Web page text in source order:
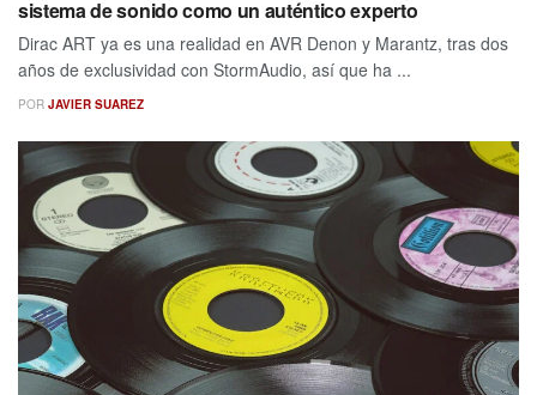
sistema de sonido como un auténtico experto
Dirac ART ya es una realidad en AVR Denon y Marantz, tras dos
años de exclusividad con StormAudio, así que ha ...
POR JAVIER SUAREZ